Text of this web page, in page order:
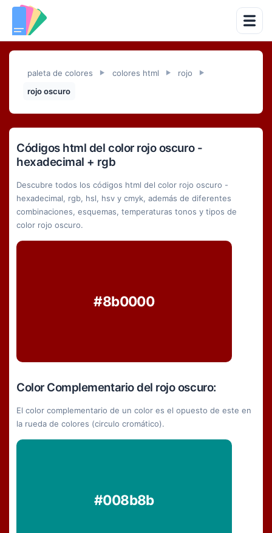
paleta de colores ► colores html ► rojo ►
rojo oscuro
Códigos html del color rojo oscuro -
hexadecimal + rgb
Descubre todos los códigos html del color rojo oscuro -
hexadecimal, rgb, hsl, hsv y cmyk, además de diferentes
combinaciones, esquemas, temperaturas tonos y tipos de
color rojo oscuro.
#8b0000
Color Complementario del rojo oscuro:
El color complementario de un color es el opuesto de este en
la rueda de colores (circulo cromático).
#008b8b